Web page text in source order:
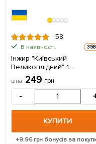
58
В наявності.
Інжир "Київський
Великоплідний" 1
саджанець в упаковці
ціна 249 грн
-
КУПИТИ
+9.96грн бонусів за